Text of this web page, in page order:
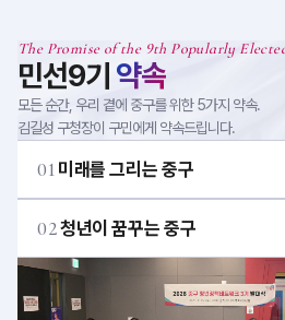
The Promise of the 9th Popularly
민선9기 약속
모든 순간, 우리 곁에 중구를 위한 5가지 약속.
김길성 구청장이 구민에게 약속드립니다.
01 미래를 그리는 중구
02청년이 꿈꾸는 중구